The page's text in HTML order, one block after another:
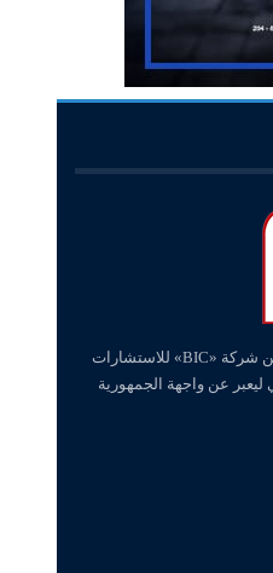
«وينرز – winners» منصة إلكترونية متخصصة في القطاع البنكي والمالي، تصدر عن شركة «BIC» للاستشارات
ليعبر عن واجهة الجمهورية